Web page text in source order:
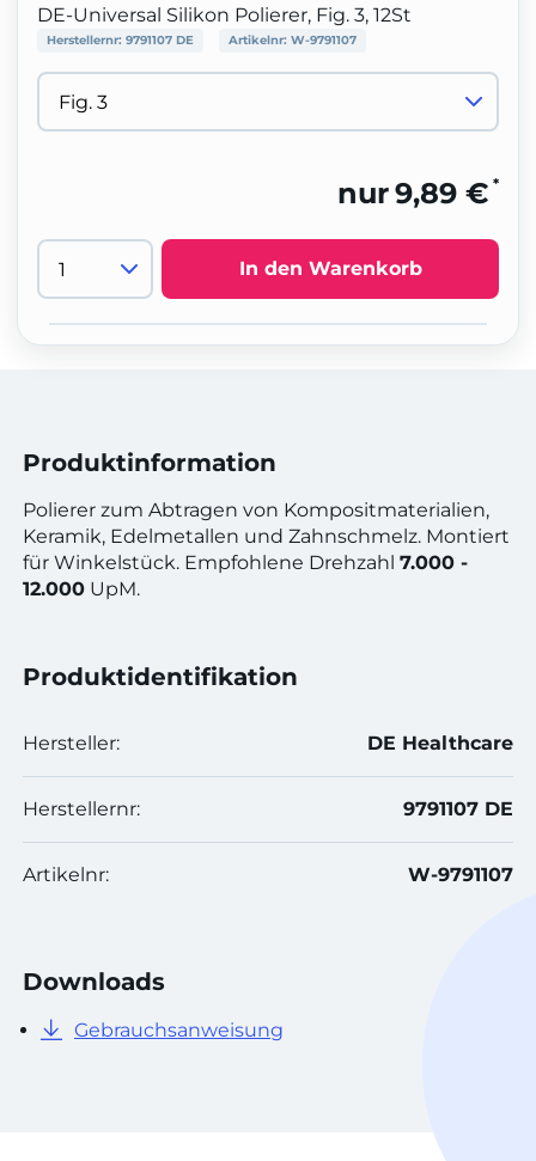
DE-Universal Silikon Polierer, Fig. 3, 12St
Herstellernr: 9791107 DE Artikelnr: W-9791107
nur9,89 € *
In den Warenkorb
Produktinformation
Polierer zum Abtragen von Kompositmaterialien,
Keramik, Edelmetallen und Zahnschmelz. Montiert
für Winkelstück. Empfohlene Drehzahl 7.000 -
12.000 UpM.
Produktidentifikation
Hersteller: DE Healthcare
Herstellernr: 9791107 DE
Artikelnr: W-9791107
Downloads
Gebrauchsanweisung